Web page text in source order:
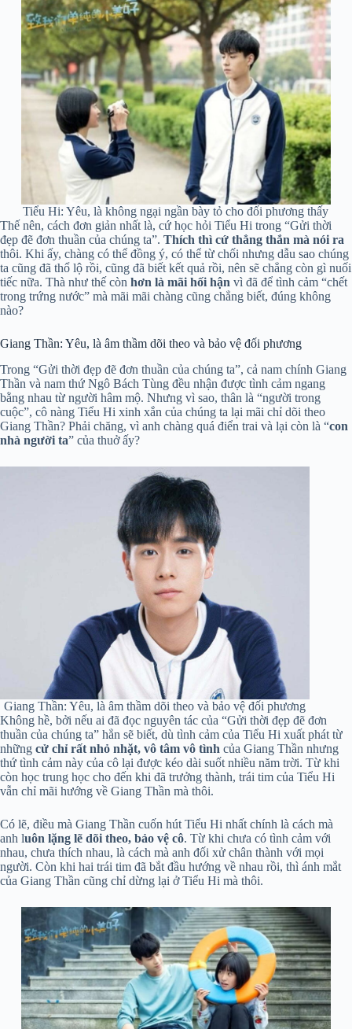
Tiểu Hi: Yêu, là không ngại ngần bày tỏ cho đối phương thấy
Thế nên, cách đơn giản nhất là, cứ học hỏi Tiểu Hi trong “Gửi thời
đẹp đẽ đơn thuần của chúng ta”. Thích thì cứ thẳng thắn mà nói ra
thôi. Khi ấy, chàng có thể đồng ý, có thể từ chối nhưng dẫu sao chúng
ta cũng đã thổ lộ rồi, cũng đã biết kết quả rồi, nên sẽ chẳng còn gì nuối
tiếc nữa. Thà như thế còn hơn là mãi hối hận vì đã để tình cảm “chết
trong trứng nước” mà mãi mãi chàng cũng chẳng biết, đúng không
nào?
Giang Thần: Yêu, là âm thầm dõi theo và bảo vệ đối phương
Trong “Gửi thời đẹp đẽ đơn thuần của chúng ta”, cả nam chính Giang
Thần và nam thứ Ngô Bách Tùng đều nhận được tình cảm ngang
bằng nhau từ người hâm mộ. Nhưng vì sao, thân là “người trong
cuộc”, cô nàng Tiểu Hi xinh xắn của chúng ta lại mãi chỉ dõi theo
Giang Thần? Phải chăng, vì anh chàng quá điển trai và lại còn là “con
nhà người ta” của thuở ấy?
Giang Thần: Yêu, là âm thầm dõi theo và bảo vệ đối phương
Không hề, bởi nếu ai đã đọc nguyên tác của “Gửi thời đẹp đẽ đơn
thuần của chúng ta” hẳn sẽ biết, dù tình cảm của Tiểu Hi xuất phát từ
những cử chỉ rất nhỏ nhặt, vô tâm vô tình của Giang Thần nhưng
thứ tình cảm này của cô lại được kéo dài suốt nhiều năm trời. Từ khi
còn học trung học cho đến khi đã trưởng thành, trái tim của Tiểu Hi
vẫn chỉ mãi hướng về Giang Thần mà thôi.
Có lẽ, điều mà Giang Thần cuốn hút Tiểu Hi nhất chính là cách mà
anh luôn lặng lẽ dõi theo, bảo vệ cô. Từ khi chưa có tình cảm với
nhau, chưa thích nhau, là cách mà anh đối xử chân thành với mọi
người. Còn khi hai trái tim đã bắt đầu hướng về nhau rồi, thì ánh mắt
của Giang Thần cũng chỉ dừng lại ở Tiểu Hi mà thôi.